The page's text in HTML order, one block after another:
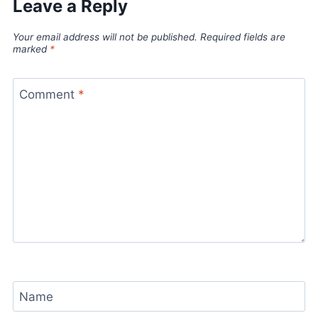
Leave a Reply
Your email address will not be published. Required fields are
marked *
Comment *
Name